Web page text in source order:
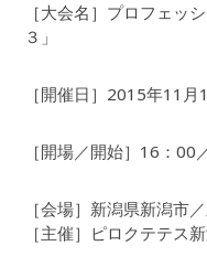
［大会名］プロフェッ
３」
［開催日］2015年11月
［開場／開始］16：00
［会場］新潟県新潟市
［主催］ピロクテテス